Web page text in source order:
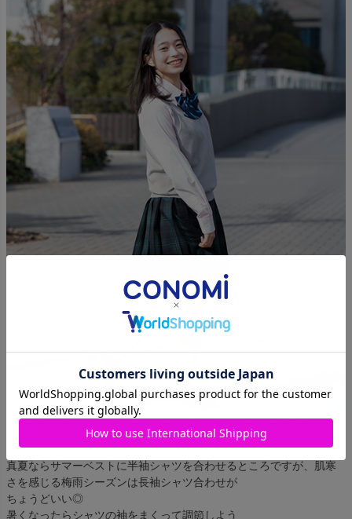
真夏ならサマーベストに半袖シャツを合わせるところですが、肌寒
さを感じる梅雨シーズンは長袖シャツ合わせが
ちょうどいい◎
暑くなったらシャツの袖をまくって調節しよう